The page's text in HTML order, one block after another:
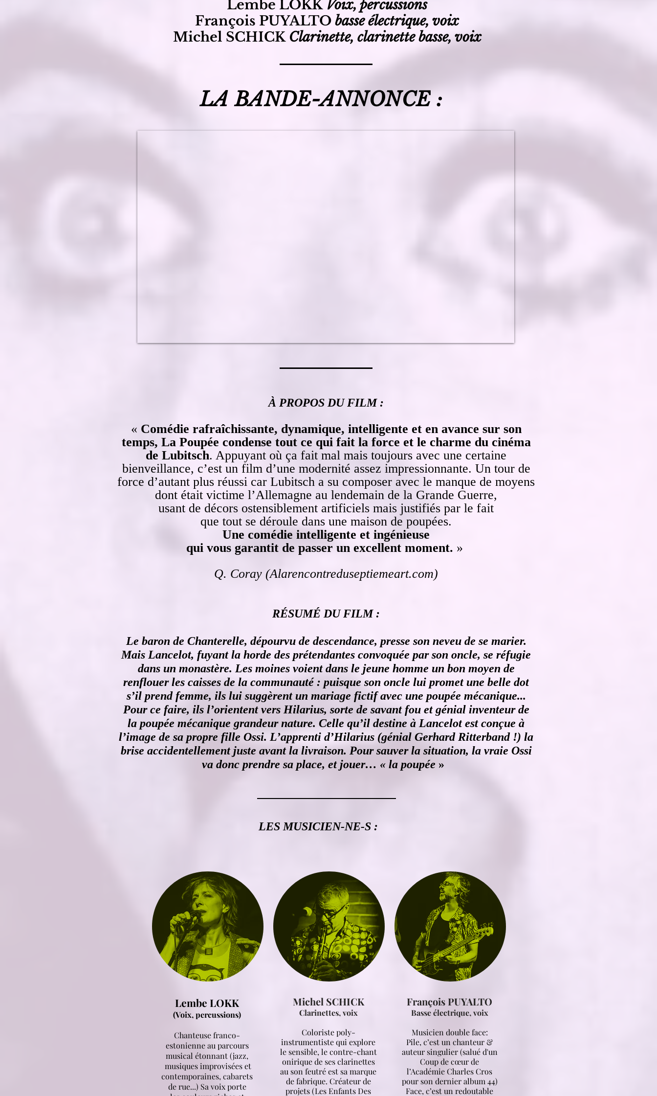
Lembe LOKK Voix, percussions
François PUYALTO basse électrique, voix
Michel SCHICKClarinette, clarinette basse, voix
LA BANDE-ANNONCE :
À PROPOS DU FILM :
« Comédie rafraîchissante, dynamique, intelligente et en avance sur son
temps, La Poupée condense tout ce qui fait la force et le charme du cinéma
de Lubitsch. Appuyant où ça fait mal mais toujours avec une certaine
bienveillance, c’est un film d’une modernité assez impressionnante. Un tour de
force d’autant plus réussi car Lubitsch a su composer avec le manque de moyens
dont était victime l’Allemagne au lendemain de la Grande Guerre,
usant de décors ostensiblement artificiels mais justifiés par le fait
que tout se déroule dans une maison de poupées.
Une comédie intelligente et ingénieuse
qui vous garantit de passer un excellent moment. »
Q. Coray (Alarencontreduseptiemeart.com)
RÉSUMÉ DU FILM :
Le baron de Chanterelle, dépourvu de descendance, presse son neveu de se marier.
Mais Lancelot, fuyant la horde des prétendantes convoquée par son oncle, se réfugie
dans un monastère. Les moines voient dans le jeune homme un bon moyen de
renflouer les caisses de la communauté : puisque son oncle lui promet une belle dot
s’il prend femme, ils lui suggèrent un mariage fictif avec une poupée mécanique...
Pour ce faire, ils l’orientent vers Hilarius, sorte de savant fou et génial inventeur de
la poupée mécanique grandeur nature. Celle qu’il destine à Lancelot est conçue à
l’image de sa propre fille Ossi. L’apprenti d’Hilarius (génial Gerhard Ritterband !) la
brise accidentellement juste avant la livraison. Pour sauver la situation, la vraie Ossi
va donc prendre sa place, et jouer… « la poupée »
LES MUSICIEN-NE-S :
Lembe LOKK
(Voix, percussions)
Chanteuse franco-
estonienne au parcours
musical étonnant (jazz,
musiques improvisées et
contemporaines, cabarets
de rue...) Sa voix porte
Michel SCHICK
Clarinettes, voix
Coloriste poly-
instrumentiste qui explore
le sensible, le contre-chant
onirique de ses clarinettes
au son feutré est sa marque
de fabrique. Créateur de
projets (Les Enfants Des
François PUYALTO
Basse électrique, voix
Musicien double face:
Pile, c’est un chanteur &
auteur singulier (salué d'un
Coup de cœur de
l’Académie Charles Cros
pour son dernier album 44)
Face, c’est un redoutable